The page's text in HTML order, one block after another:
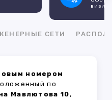
СЕТИ
номером
по
Мавлютова 10,